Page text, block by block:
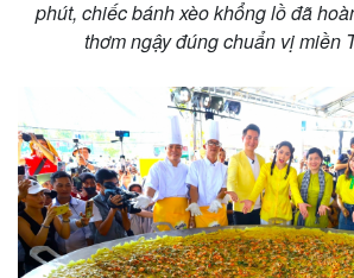
phút, chiếc bánh xèo khổng lồ đã
thơm ngậy đúng chuẩn vị miền